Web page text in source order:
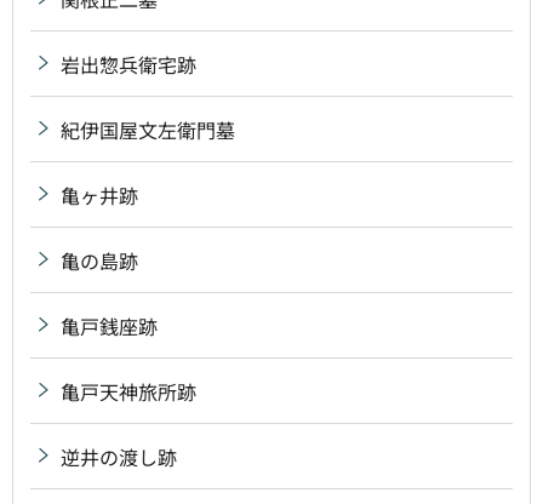
岩出惣兵衛宅跡
紀伊国屋文左衛門墓
亀ヶ井跡
亀の島跡
亀戸銭座跡
亀戸天神旅所跡
逆井の渡し跡